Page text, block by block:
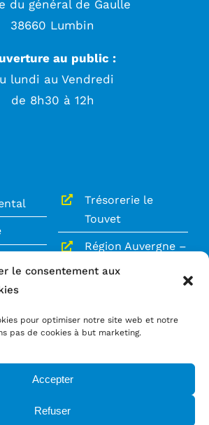
le consentement aux
pour optimiser notre site web et notre
pas de cookies à but marketing.
Accepter
Refuser
du général de Gaulle
38660 Lumbin
au public :
lundi au Vendredi
de 8h30 à 12h
Trésorerie le
Touvet
Région Auvergne –
Rhône-Alpes
Politique de confidentialité